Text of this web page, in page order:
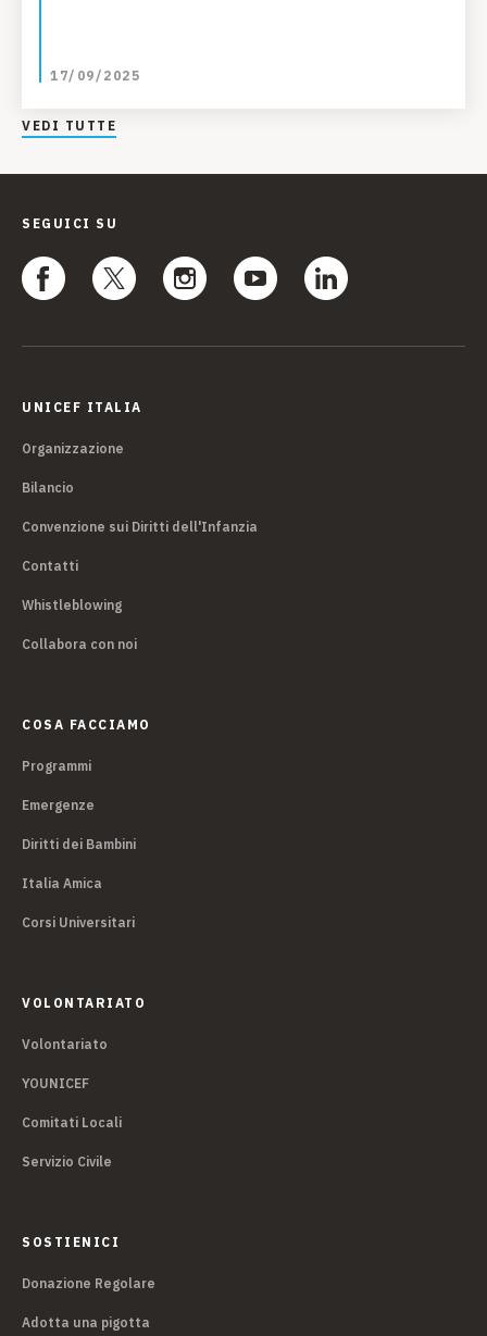
17/09/2025
VEDI TUTTE
SEGUICI SU
UNICEF ITALIA
Organizzazione
Bilancio
Convenzione sui Diritti dell'Infanzia
Contatti
Whistleblowing
Collabora con noi
COSA FACCIAMO
Programmi
Emergenze
Diritti dei Bambini
Italia Amica
Corsi Universitari
VOLONTARIATO
Volontariato
YOUNICEF
Comitati Locali
Servizio Civile
SOSTIENICI
Donazione Regolare
Adotta una pigotta